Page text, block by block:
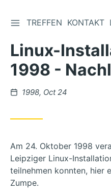
Zum
springen
TREFFEN KONTAKT
Linux-
1998 -
Veröffentlicht
1998, Oct 24
Am 24. Oktober 1998
Leipziger Linux-
teilnehmen konnten, hier
Zumpe.